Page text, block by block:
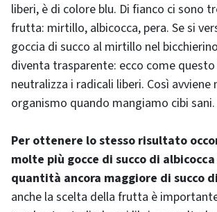
liberi, è di colore blu. Di fianco ci sono
frutta: mirtillo, albicocca, pera. Se si
goccia di succo al mirtillo nel
diventa trasparente: ecco come
neutralizza i radicali liberi. Così avviene
organismo quando mangiamo cibi sani.
Per ottenere lo stesso risultato
molte più gocce di succo di
quantità ancora maggiore di succo
anche la scelta della frutta è